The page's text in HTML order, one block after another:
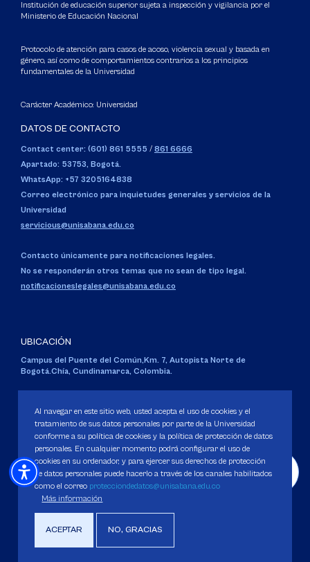
Institución de educación superior sujeta a inspección y vigilancia por el
Ministerio de Educación Nacional
Protocolo de atención para casos de acoso, violencia sexual y basada en
género, así como de comportamientos contrarios a los principios
fundamentales de la Universidad
Carácter Académico: Universidad
DATOS DE CONTACTO
Contact center: (601) 861 5555 / 861 6666
Apartado: 53753, Bogotá.
WhatsApp: +57 3205164838
Correo electrónico para inquietudes generales y servicios de la
Universidad
servicious@unisabana.edu.co
Contacto únicamente para notificaciones legales.
No se responderán otros temas que no sean de tipo legal.
notificacioneslegales@unisabana.edu.co
UBICACIÓN
Campus del Puente del Común,Km. 7, Autopista Norte de
Bogotá.Chía, Cundinamarca, Colombia.
Personería Jurídica:Resolución 130 del 14 de enero de 1980.
Ministerio de Educación Nacional.
Política de Protección de datos
Derechos Pecuniarios
Al navegar en este sitio web, usted acepta el uso de cookies y el
tratamiento de sus datos personales por parte de la Universidad
conforme a su política de cookies y la política de protección de datos
personales. En cualquier momento podrá configurar el uso de
cookies en su ordenador, y para ejercer sus derechos de protección
de datos personales puede hacerlo a través de los canales habilitados
como el correo protecciondedatos@unisabana.edu.co
Más información
ACEPTAR NO, GRACIAS